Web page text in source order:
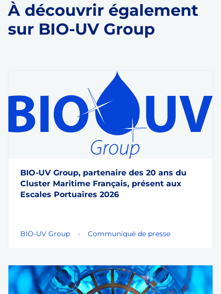
À découvrir également
sur BIO-UV Group
BIO-UV Group, partenaire des 20 ans du
Cluster Maritime Français, présent aux
Escales Portuaires 2026
BIO-UV Group Communiqué de presse